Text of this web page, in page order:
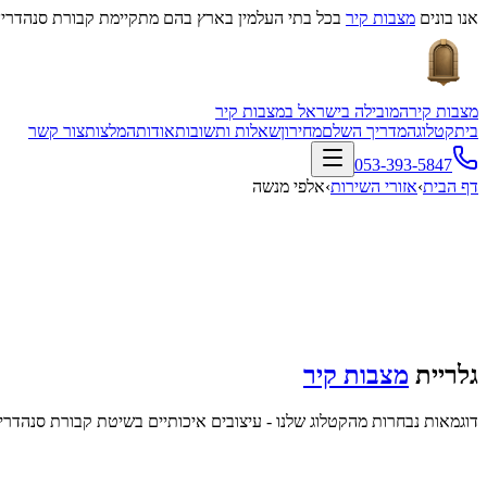
אנו בונים מצבות קיר בכל בתי העלמין בארץ בהם מתקיימת קבורת
מצבות קירהמובילה בישראל במצבות קיר
ביתקטלוגהמדריך השלםמחירוןשאלות ותשובותאודותהמלצותצור קשר
053-393-5847
דף הבית›אזורי השירות›אלפי מנשה
גלריית מצבות קיר
דוגמאות נבחרות מהקטלוג שלנו - עיצובים איכותיים בשיטת קבורת